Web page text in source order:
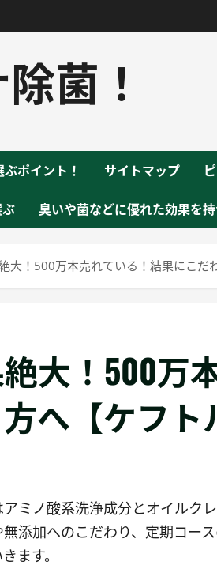
菌！
ポイント！ サイトマップ
臭いや菌などに優れた効果を
大！500万本売れている！結果にこだ
大！500万
へ【ケフ
ミノ酸系洗浄成分とオイルク
添加へのこだわり、定期コー
ます。